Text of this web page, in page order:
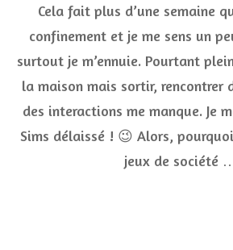
Cela fait plus d’une semaine
confinement et je me sens un
surtout je m’ennuie. Pourtant
la maison mais sortir, rencontrer
des interactions me manque. Je
Sims délaissé ! 😉 Alors,
jeux de société